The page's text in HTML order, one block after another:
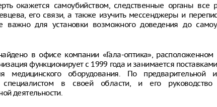
окажется самоубийством, следственные органы все
его связи, а также изучить мессенджеры и
важно для установки возможного доведения до
в офисе компании «Гала-оптика», расположенном
функционирует с 1999 года и занимается
медицинского оборудования. По предварительной
в своей области, и его руководство
деятельности.